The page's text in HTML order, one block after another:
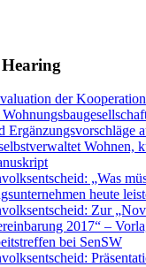
der
Ergänzungsvorschläge
Wohnen,
„Was
heute
Zur
2017“ –
bei SenSW